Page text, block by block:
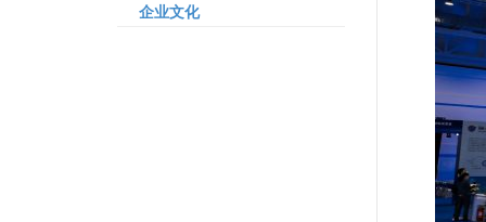
企业文化